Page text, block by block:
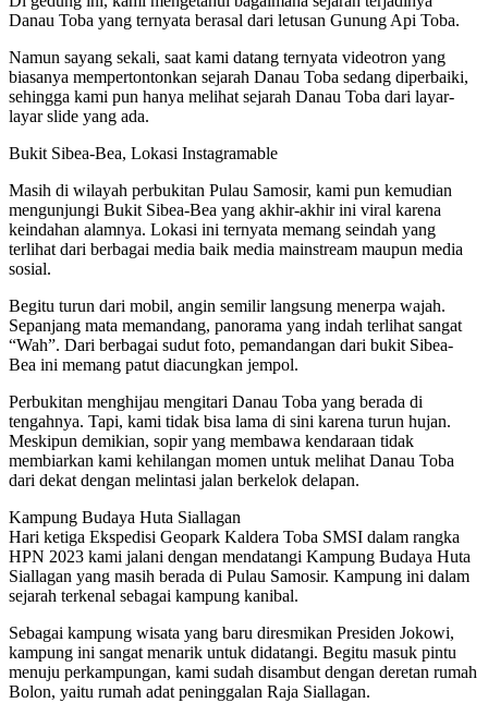
Danau Toba yang ternyata berasal dari letusan Gunung Api Toba.
Namun sayang sekali, saat kami datang ternyata videotron yang
biasanya mempertontonkan sejarah Danau Toba sedang diperbaiki,
sehingga kami pun hanya melihat sejarah Danau Toba dari layar-
layar slide yang ada.
Bukit Sibea-Bea, Lokasi Instagramable
Masih di wilayah perbukitan Pulau Samosir, kami pun kemudian
mengunjungi Bukit Sibea-Bea yang akhir-akhir ini viral karena
keindahan alamnya. Lokasi ini ternyata memang seindah yang
terlihat dari berbagai media baik media mainstream maupun media
sosial.
Begitu turun dari mobil, angin semilir langsung menerpa wajah.
Sepanjang mata memandang, panorama yang indah terlihat sangat
“Wah”. Dari berbagai sudut foto, pemandangan dari bukit Sibea-
Bea ini memang patut diacungkan jempol.
Perbukitan menghijau mengitari Danau Toba yang berada di
tengahnya. Tapi, kami tidak bisa lama di sini karena turun hujan.
Meskipun demikian, sopir yang membawa kendaraan tidak
membiarkan kami kehilangan momen untuk melihat Danau Toba
dari dekat dengan melintasi jalan berkelok delapan.
Kampung Budaya Huta Siallagan
Hari ketiga Ekspedisi Geopark Kaldera Toba SMSI dalam rangka
HPN 2023 kami jalani dengan mendatangi Kampung Budaya Huta
Siallagan yang masih berada di Pulau Samosir. Kampung ini dalam
sejarah terkenal sebagai kampung kanibal.
Sebagai kampung wisata yang baru diresmikan Presiden Jokowi,
kampung ini sangat menarik untuk didatangi. Begitu masuk pintu
menuju perkampungan, kami sudah disambut dengan deretan rumah
Bolon, yaitu rumah adat peninggalan Raja Siallagan.